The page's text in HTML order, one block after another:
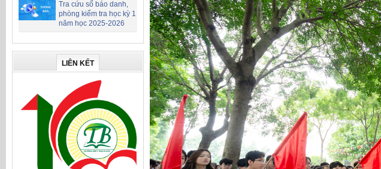
Tra cứu số báo danh,
phòng kiểm tra học kỳ 1
năm học 2025-2026
LIÊN KẾT